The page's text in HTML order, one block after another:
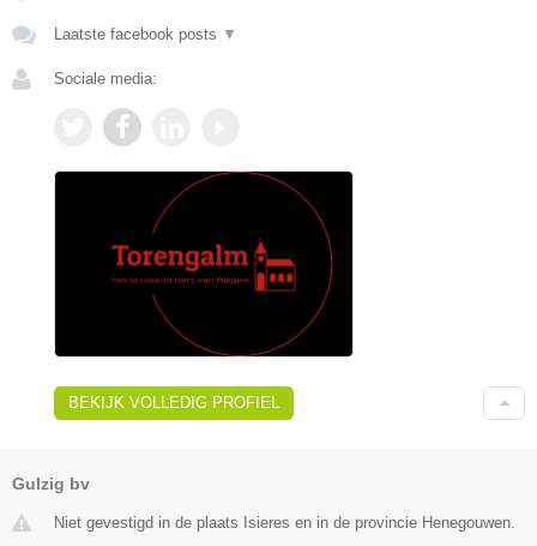
Laatste facebook posts ▼
Sociale media:
BEKIJK VOLLEDIG PROFIEL
Gulzig bv
Niet gevestigd in de plaats Isieres en in de provincie Henegouwen.